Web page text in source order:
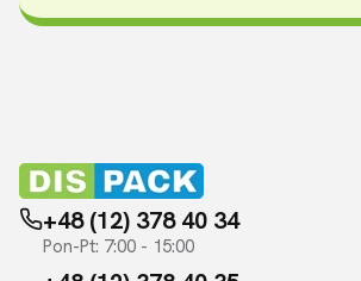
+48 (12) 378 40 34
Pon-Pt: 7:00 - 15:00